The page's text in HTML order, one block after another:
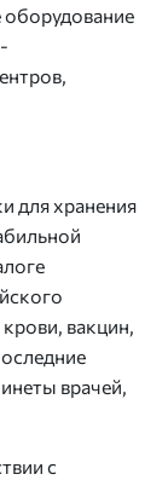
для хранения
вакцин,
врачей,
с